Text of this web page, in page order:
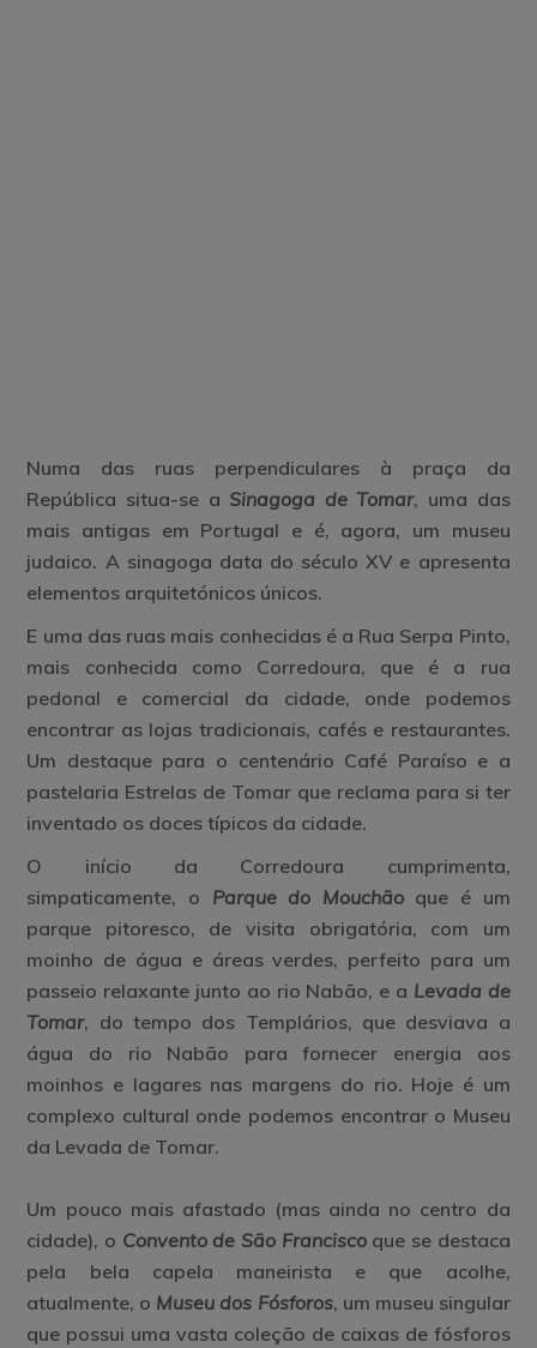
Numa das ruas perpendiculares à praça da
República situa-se a Sinagoga de Tomar, uma das
mais antigas em Portugal e é, agora, um museu
judaico. A sinagoga data do século XV e apresenta
elementos arquitetónicos únicos.
E uma das ruas mais conhecidas é a Rua Serpa Pinto,
mais conhecida como Corredoura, que é a rua
pedonal e comercial da cidade, onde podemos
encontrar as lojas tradicionais, cafés e restaurantes.
Um destaque para o centenário Café Paraíso e a
pastelaria Estrelas de Tomar que reclama para si ter
inventado os doces típicos da cidade.
O início da Corredoura cumprimenta,
simpaticamente, o Parque do Mouchão que é um
parque pitoresco, de visita obrigatória, com um
moinho de água e áreas verdes, perfeito para um
passeio relaxante junto ao rio Nabão, e a Levada de
Tomar, do tempo dos Templários, que desviava a
água do rio Nabão para fornecer energia aos
moinhos e lagares nas margens do rio. Hoje é um
complexo cultural onde podemos encontrar o Museu
da Levada de Tomar.
Um pouco mais afastado (mas ainda no centro da
cidade), o Convento de São Francisco que se destaca
pela bela capela maneirista e que acolhe,
atualmente, o Museu dos Fósforos, um museu singular
que possui uma vasta coleção de caixas de fósforos